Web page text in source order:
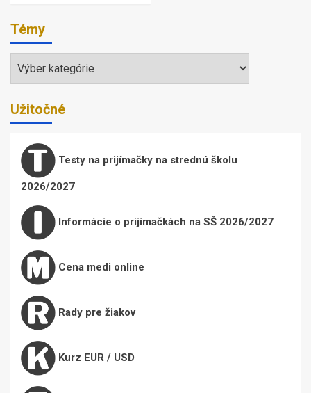
Témy
Témy
Užitočné
Testy na prijímačky na strednú školu
2026/2027
Informácie o prijímačkách na SŠ 2026/2027
Cena medi online
Rady pre žiakov
Kurz EUR / USD